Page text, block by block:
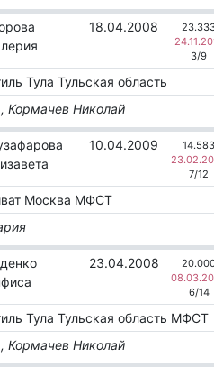
18.04.2008
3/9
ТулаТульская область
Кормачев Николай
10.04.2009
7/12
Москва МФСТ
23.04.2008
6/14
ТулаТульская область МФСТ
Кормачев Николай